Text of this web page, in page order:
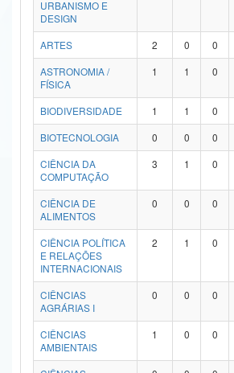
Ministério da Mulher, da Família e dos Direitos Humanos
Secretaria de Governo
Advocacia-Geral da União
Banco Central do Brasil
URBANISMO E
DESIGN
ARTES 2 0 0
ASTRONOMIA /
FÍSICA
1 1 0
BIODIVERSIDADE 1 1 0
BIOTECNOLOGIA
0 0 0
CIÊNCIA DA
COMPUTAÇÃO
3 1 0
CIÊNCIA DE
ALIMENTOS
0 0 0
CIÊNCIA POLÍTICA
E RELAÇÕES
INTERNACIONAIS
2 1 0
CIÊNCIAS
AGRÁRIAS I
0 0 0
CIÊNCIAS
AMBIENTAIS
1 0 0